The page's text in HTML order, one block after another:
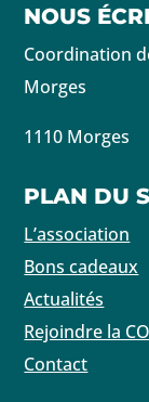
NOUS
Coordination
Morges
1110 Morges
PLAN DU
L’association
Bons cadeaux
Actualités
Rejoindre la
Contact